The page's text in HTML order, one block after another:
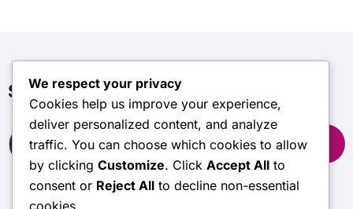
Søg
Search
for:
We respect your privacy
Cookies help us improve your experience,
deliver personalized content, and analyze
traffic. You can choose which cookies to allow
by clicking Customize. Click Accept All to
consent or Reject All to decline non-essential